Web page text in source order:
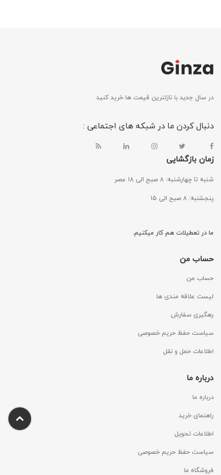
در سال جدید با نازلترین قیمت ها خرید کنید
دنبال کردن ما در شبکه های اجتماعی :
زمان بازگشایی
شنبه تا چهارشنبه: ۸ صبح الی ۱۸ عصر
پنجشنبه: ۸ صبح الی ۱۵
ما در تعطیلات هم کار میکنیم.
حساب من
حساب من
لیست علاقه مندی ها
رهگیری سفارش
سیاست حفظ حریم خصوصی
اطلاعات حمل و نقل
درباره ما
درباره ما
راهنمای خرید
اطلاعات تحویل
سیاست حفظ حریم خصوصی
فروشگاه ما